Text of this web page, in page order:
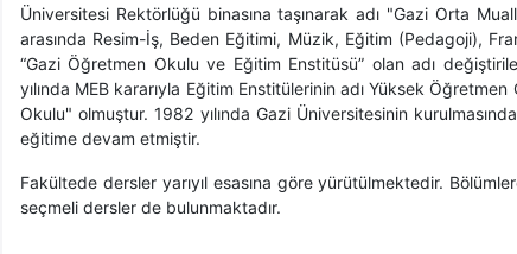
Üniversitesi Rektörlüğü binasına taşınarak adı "Gazi Orta
arasında Resim-İş, Beden Eğitimi, Müzik, Eğitim (Pedagoji),
“Gazi Öğretmen Okulu ve Eğitim Enstitüsü” olan adı
yılında MEB kararıyla Eğitim Enstitülerinin adı Yüksek
Okulu" olmuştur. 1982 yılında Gazi Üniversitesinin
eğitime devam etmiştir.
Fakültede dersler yarıyıl esasına göre yürütülmektedir.
seçmeli dersler de bulunmaktadır.